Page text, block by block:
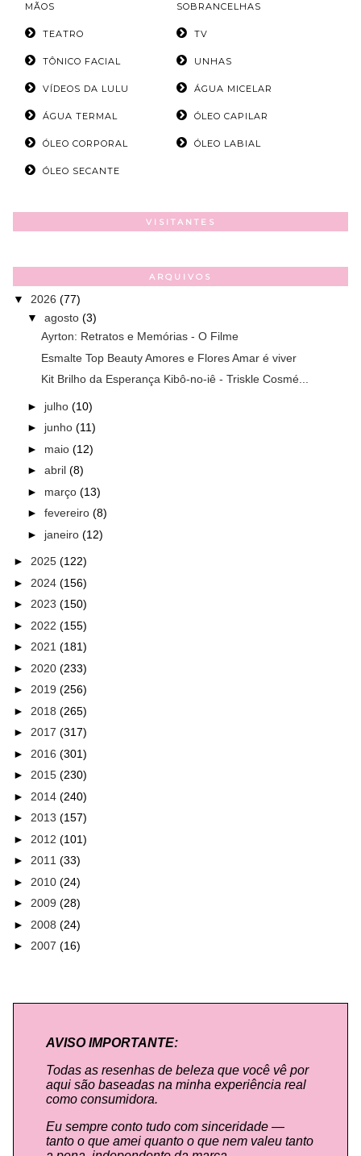
MÃOS
SOBRANCELHAS
TEATRO TV
TÔNICO FACIAL UNHAS
VÍDEOS DA LULU ÁGUA MICELAR
ÁGUA TERMAL ÓLEO CAPILAR
ÓLEO CORPORAL ÓLEO LABIAL
ÓLEO SECANTE
VISITANTES
ARQUIVOS
▼ 2026 (77)
▼ agosto (3)
Ayrton: Retratos e Memórias - O Filme
Esmalte Top Beauty Amores e Flores Amar é viver
Kit Brilho da Esperança Kibô-no-iê - Triskle Cosmé...
► julho (10)
► junho (11)
► maio (12)
► abril (8)
► março (13)
► fevereiro (8)
► janeiro (12)
► 2025 (122)
► 2024 (156)
► 2023 (150)
► 2022 (155)
► 2021 (181)
► 2020 (233)
► 2019 (256)
► 2018 (265)
► 2017 (317)
► 2016 (301)
► 2015 (230)
► 2014 (240)
► 2013 (157)
► 2012 (101)
► 2011 (33)
► 2010 (24)
► 2009 (28)
► 2008 (24)
► 2007 (16)
AVISO IMPORTANTE:
Todas as resenhas de beleza que você vê por
aqui são baseadas na minha experiência real
como consumidora.
Eu sempre conto tudo com sinceridade —
tanto o que amei quanto o que nem valeu tanto